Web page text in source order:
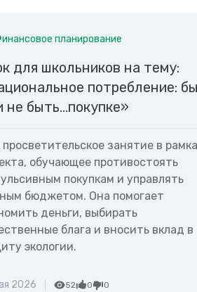
планирование
для школьников на тему:
потребление:
не быть...покупке»
просветительское занятие в
обучающее противостоять
покупкам и управлять
бюджетом. Она помогает
деньги, выбирать
блага и вносить вклад в
экологии.
2026 52 0 0